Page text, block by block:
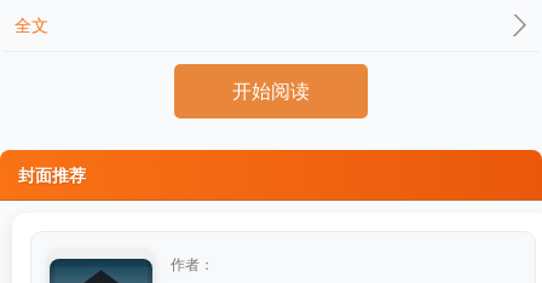
全文
开始阅读
封面推荐
作者：